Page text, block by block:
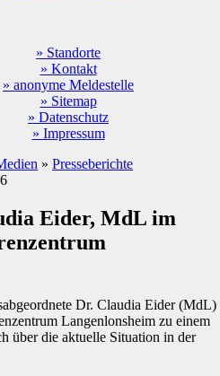
» Standorte
» Kontakt
» anonyme Meldestelle
» Sitemap
» Datenschutz
» Impressum
» Presseberichte
Eider, MdL im
Dr. Claudia Eider (MdL)
Langenlonsheim zu einem
über die aktuelle Situation in der